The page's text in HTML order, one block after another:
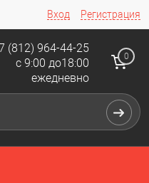
Вход Регистрация
(812) 964-44-25
с 9:00 до18:00
ежедневно
0